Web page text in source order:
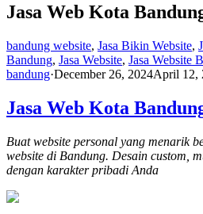
Jasa Web Kota
bandung website, Jasa Bikin Website,
Bandung, Jasa Website, Jasa Website
bandung·December 26, 2024April 12,
Jasa Web Kota
Buat website personal yang menarik
website di Bandung. Desain custom,
dengan karakter pribadi Anda